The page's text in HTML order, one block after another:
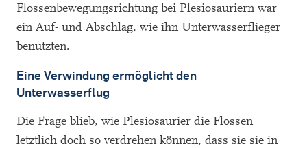
Flossenbewegungsrichtung bei Plesiosauriern war
ein Auf- und Abschlag, wie ihn Unterwasserflieger
benutzten.
Eine Verwindung ermöglicht den
Unterwasserflug
Die Frage blieb, wie Plesiosaurier die Flossen
letztlich doch so verdrehen können, dass sie sie in